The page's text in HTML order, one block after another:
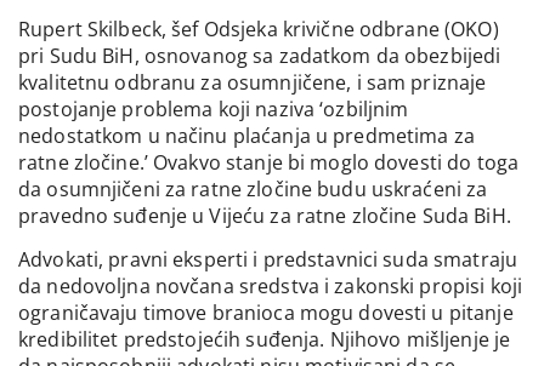
Rupert Skilbeck, šef Odsjeka krivične odbrane (OKO)
pri Sudu BiH, osnovanog sa zadatkom da obezbijedi
kvalitetnu odbranu za osumnjičene, i sam priznaje
postojanje problema koji naziva ‘ozbiljnim
nedostatkom u načinu plaćanja u predmetima za
ratne zločine.’ Ovakvo stanje bi moglo dovesti do toga
da osumnjičeni za ratne zločine budu uskraćeni za
pravedno suđenje u Vijeću za ratne zločine Suda BiH.
Advokati, pravni eksperti i predstavnici suda smatraju
da nedovoljna novčana sredstva i zakonski propisi koji
ograničavaju timove branioca mogu dovesti u pitanje
kredibilitet predstojećih suđenja. Njihovo mišljenje je